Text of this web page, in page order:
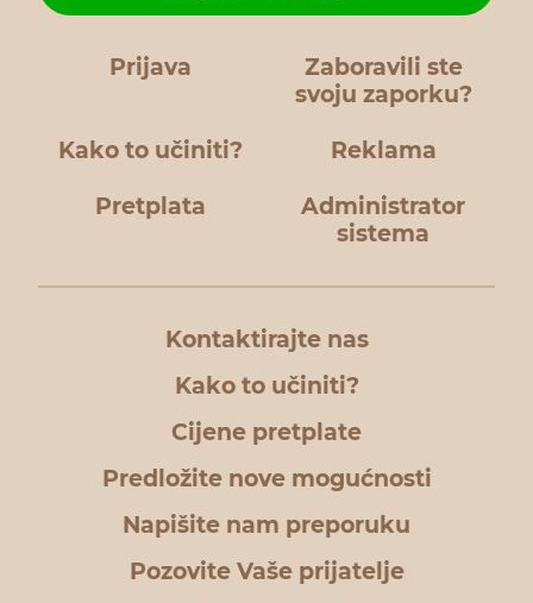
Prijava
Zaboravili ste
svoju zaporku?
Kako to učiniti? Reklama
Pretplata
Administrator
sistema
Kontaktirajte nas
Kako to učiniti?
Cijene pretplate
Predložite nove mogućnosti
Napišite nam preporuku
Pozovite Vaše prijatelje